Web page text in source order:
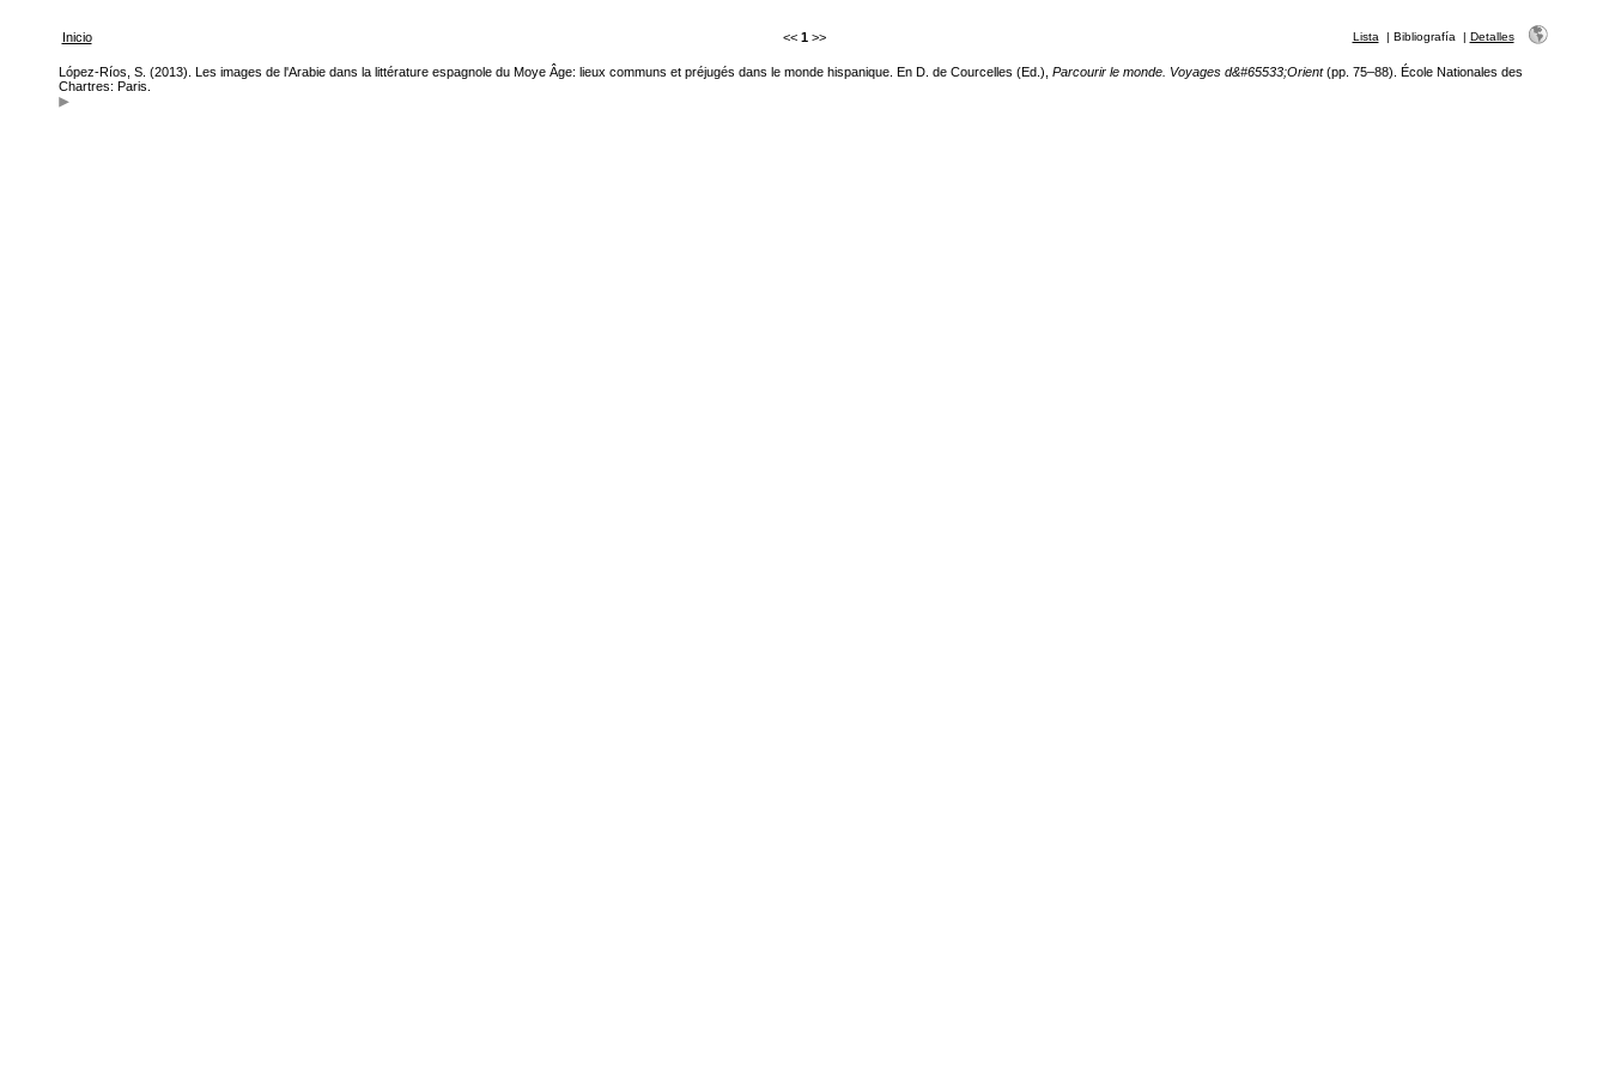
Inicio << 1 >> Lista | Bibliografía | Detalles
López-Ríos, S. (2013). Les images de l'Arabie dans la littérature espagnole du Moye Âge: lieux communs et préjugés dans le monde hispanique. En D. de Courcelles (Ed.), Parcourir le monde. Voyages d&#65533;Orient(pp. 75–88). École Nationales des
Chartres: Paris.